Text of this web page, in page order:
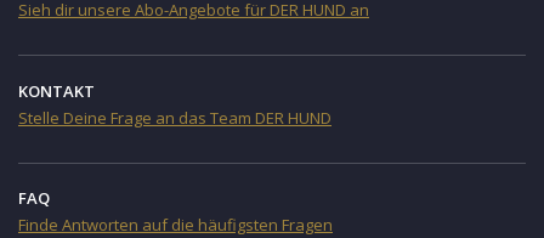
Sieh dir unsere Abo-Angebote für DER HUND an
KONTAKT
Stelle Deine Frage an das Team DER HUND
FAQ
Finde Antworten auf die häufigsten Fragen